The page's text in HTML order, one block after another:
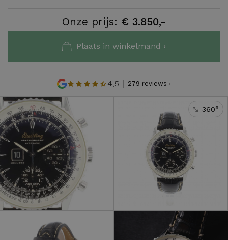
Onze prijs: € 3.850,-
Plaats in winkelmand ›
4,5 279 reviews ›
360°